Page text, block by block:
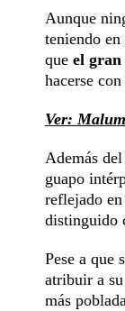
Aunque
teniendo
que el gran
hacerse
Ver:
Además
guapo
reflejado
distinguido
Pese a que
atribuir a
más